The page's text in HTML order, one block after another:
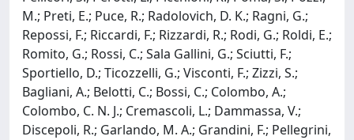
M.; Preti, E.; Puce, R.; Radolovich, D. K.; Ragni, G.;
Repossi, F.; Riccardi, F.; Rizzardi, R.; Rodi, G.; Roldi, E.;
Romito, G.; Rossi, C.; Sala Gallini, G.; Sciutti, F.;
Sportiello, D.; Ticozzelli, G.; Visconti, F.; Zizzi, S.;
Bagliani, A.; Belotti, C.; Bossi, C.; Colombo, A.;
Colombo, C. N. J.; Cremascoli, L.; Dammassa, V.;
Discepoli, R.; Garlando, M. A.; Grandini, F.; Pellegrini,